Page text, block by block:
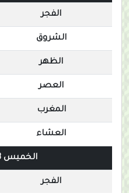
الفجر
الشروق
الظهر
العصر
المغرب
العشاء
الخميس 13-08-2026
الفجر